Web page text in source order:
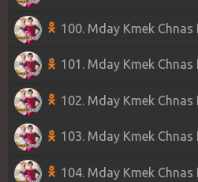
100. Mday Kmek
101. Mday Kmek
102. Mday Kmek
103. Mday Kmek
104. Mday Kmek